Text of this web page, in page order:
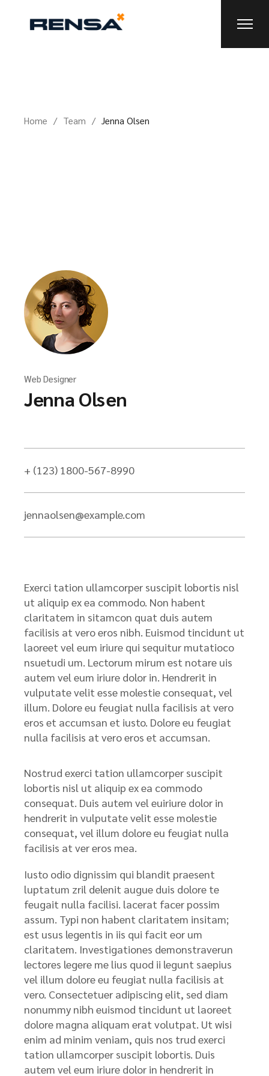
Home Team Jenna Olsen
Web Designer
Jenna Olsen
+ (123) 1800-567-8990
jennaolsen@example.com
Exerci tation ullamcorper suscipit lobortis nisl
ut aliquip ex ea commodo. Non habent
claritatem in sitamcon quat duis autem
facilisis at vero eros nibh. Euismod tincidunt ut
laoreet vel eum iriure qui sequitur mutatioco
nsuetudi um. Lectorum mirum est notare uis
autem vel eum iriure dolor in. Hendrerit in
vulputate velit esse molestie consequat, vel
illum. Dolore eu feugiat nulla facilisis at vero
eros et accumsan et iusto. Dolore eu feugiat
nulla facilisis at vero eros et accumsan.
Nostrud exerci tation ullamcorper suscipit
lobortis nisl ut aliquip ex ea commodo
consequat. Duis autem vel euiriure dolor in
hendrerit in vulputate velit esse molestie
consequat, vel illum dolore eu feugiat nulla
facilisis at ver eros mea.
Iusto odio dignissim qui blandit praesent
luptatum zril delenit augue duis dolore te
feugait nulla facilisi. lacerat facer possim
assum. Typi non habent claritatem insitam;
est usus legentis in iis qui facit eor um
claritatem. Investigationes demonstraverun
lectores legere me lius quod ii legunt saepius
vel illum dolore eu feugiat nulla facilisis at
vero. Consectetuer adipiscing elit, sed diam
nonummy nibh euismod tincidunt ut laoreet
dolore magna aliquam erat volutpat. Ut wisi
enim ad minim veniam, quis nos trud exerci
tation ullamcorper suscipit lobortis. Duis
autem vel eum iriure dolor in hendrerit in